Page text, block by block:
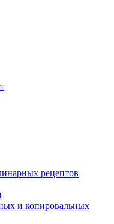
рецептов
и копировальных